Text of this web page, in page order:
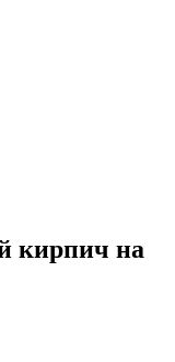
кирпич на